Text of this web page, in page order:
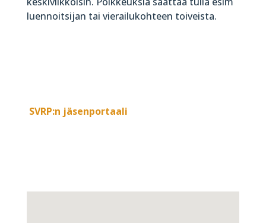
luennoitsijan tai vierailukohteen toiveista.
SVRP:n jäsenportaali